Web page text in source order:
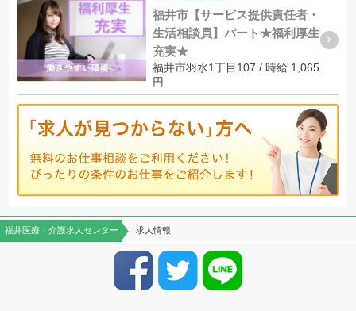
福井市【サービス提供責任者・
生活相談員】パート★福利厚生
充実★
福井市羽水1丁目107 / 時給 1,065
円
福井医療・介護求人センター 求人情報